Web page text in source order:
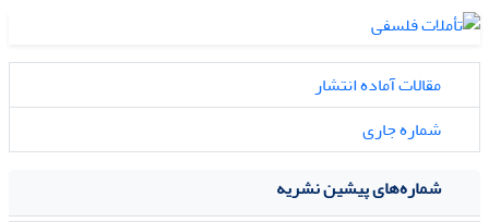
مقالات آماده انتشار
شماره جاری
شماره‌های پیشین نشریه